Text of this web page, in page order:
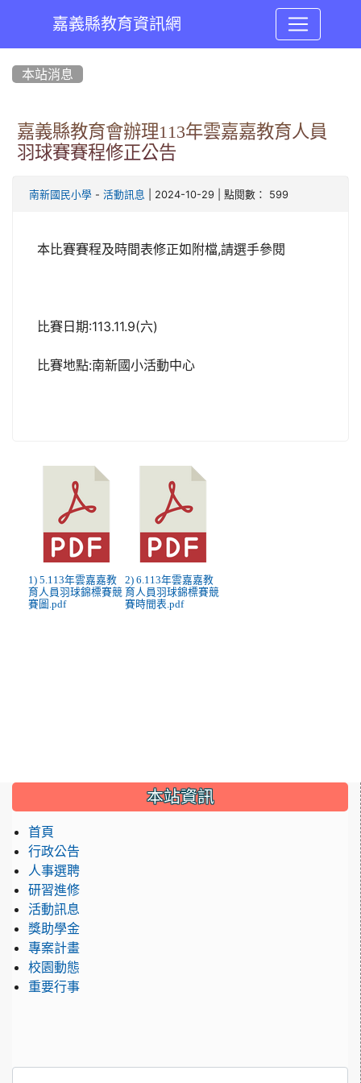
嘉義縣教育資訊網
本站消息
嘉義縣教育會辦理113年雲嘉嘉教育人員
羽球賽賽程修正公告
南新國民小學 - 活動訊息 | 2024-10-29 | 點閱數： 599
本比賽賽程及時間表修正如附檔,請選手參閱
比賽日期:113.11.9(六)
比賽地點:南新國小活動中心
1) 5.113年雲嘉嘉教
育人員羽球錦標賽競
賽圖.pdf
2) 6.113年雲嘉嘉教
育人員羽球錦標賽競
賽時間表.pdf
::: 本站資訊
首頁
行政公告
人事選聘
研習進修
活動訊息
獎助學金
專案計畫
校園動態
重要行事